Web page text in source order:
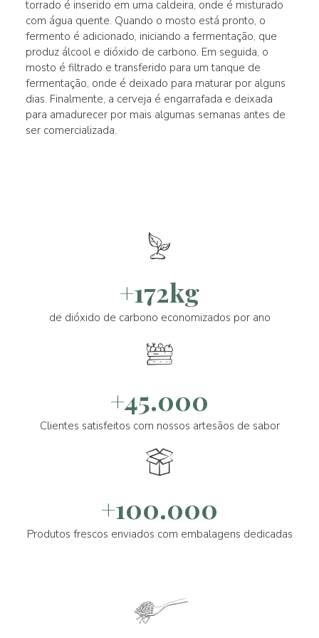
torrado é inserido em uma caldeira, onde é misturado
com água quente. Quando o mosto está pronto, o
fermento é adicionado, iniciando a fermentação, que
produz álcool e dióxido de carbono. Em seguida, o
mosto é filtrado e transferido para um tanque de
fermentação, onde é deixado para maturar por alguns
dias. Finalmente, a cerveja é engarrafada e deixada
para amadurecer por mais algumas semanas antes de
ser comercializada.
+172kg
de dióxido de carbono economizados por ano
+45.000
Clientes satisfeitos com nossos artesãos de sabor
+100.000
Produtos frescos enviados com embalagens dedicadas